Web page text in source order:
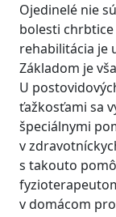
Ojedinelé nie
bolesti
rehabilitácia je
Základom je
U
ťažkosťami sa
špeciálnymi
v
s takouto
v domácom